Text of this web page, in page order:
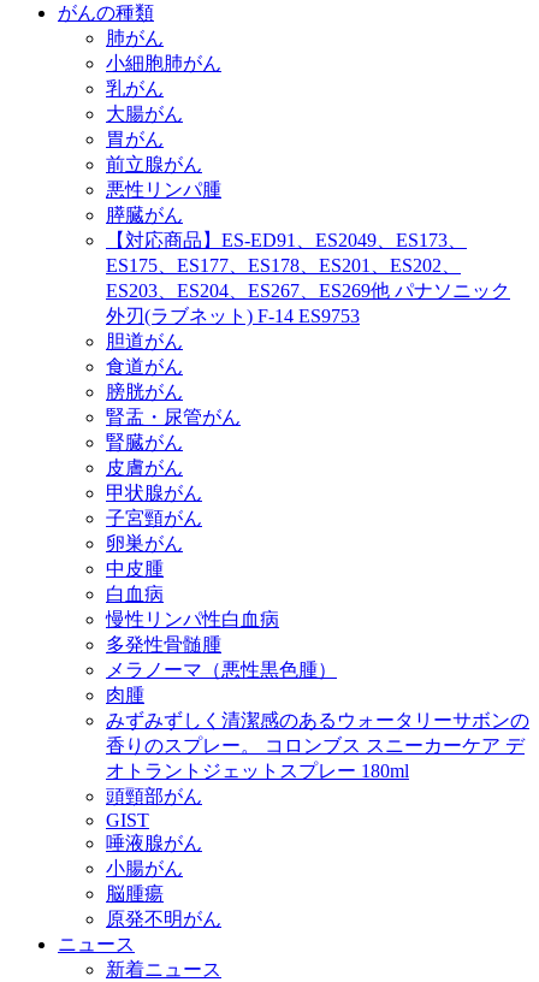
がんの種類
肺がん
小細胞肺がん
乳がん
大腸がん
胃がん
前立腺がん
悪性リンパ腫
膵臓がん
【対応商品】ES-ED91、ES2049、ES173、
ES175、ES177、ES178、ES201、ES202、
ES203、ES204、ES267、ES269他 パナソニック
外刃(ラブネット) F-14 ES9753
胆道がん
食道がん
膀胱がん
腎盂・尿管がん
腎臓がん
皮膚がん
甲状腺がん
子宮頸がん
卵巣がん
中皮腫
白血病
慢性リンパ性白血病
多発性骨髄腫
メラノーマ（悪性黒色腫）
肉腫
みずみずしく清潔感のあるウォータリーサボンの
香りのスプレー。 コロンブス スニーカーケア デ
オトラントジェットスプレー 180ml
頭頸部がん
GIST
唾液腺がん
小腸がん
脳腫瘍
原発不明がん
ニュース
新着ニュース